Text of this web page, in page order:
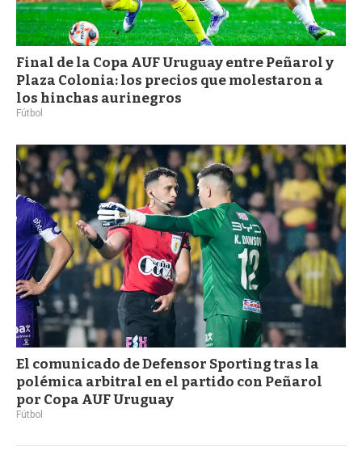
Final de la Copa AUF Uruguay entre Peñarol y
Plaza Colonia: los precios que molestaron a
los hinchas aurinegros
Fútbol
El comunicado de Defensor Sporting tras la
polémica arbitral en el partido con Peñarol
por Copa AUF Uruguay
Fútbol